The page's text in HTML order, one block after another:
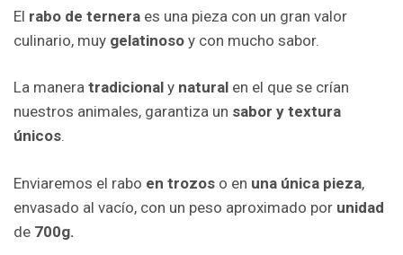
El rabo de ternera es una pieza con un gran valor
culinario, muy gelatinoso y con mucho sabor.
La manera tradicional y natural en el que se crían
nuestros animales, garantiza un sabor y textura
únicos.
Enviaremos el rabo en trozos o en una única pieza,
envasado al vacío, con un peso aproximado por unidad
de 700g.